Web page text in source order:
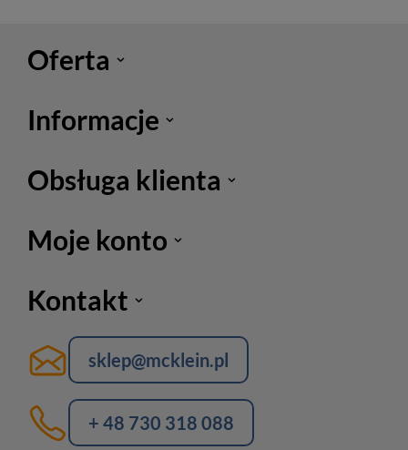
Oferta
Informacje
Obsługa klienta
Moje konto
Kontakt
sklep@mcklein.pl
+ 48 730 318 088